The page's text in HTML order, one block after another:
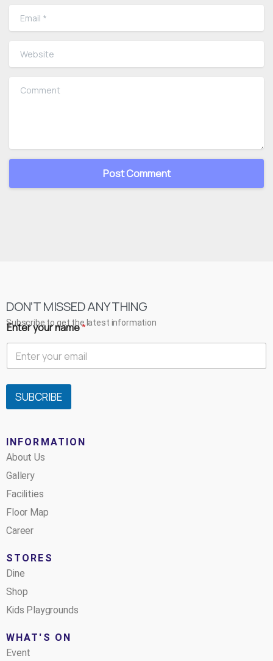
Email
Website
Comment
DON’T MISSED ANYTHING
Subscribe to get the latest information
Enter your name*
SUBCRIBE
INFORMATION
About Us
Gallery
Facilities
Floor Map
Career
STORES
Dine
Shop
Kids Playgrounds
WHAT'S ON
Event